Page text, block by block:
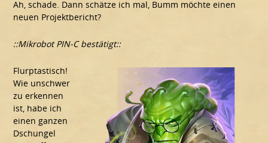
Ah, schade. Dann schätze ich mal, Bumm möchte einen
neuen Projektbericht?
::Mikrobot PIN-C bestätigt::
Flurptastisch!
Wie unschwer
zu erkennen
ist, habe ich
einen ganzen
Dschungel